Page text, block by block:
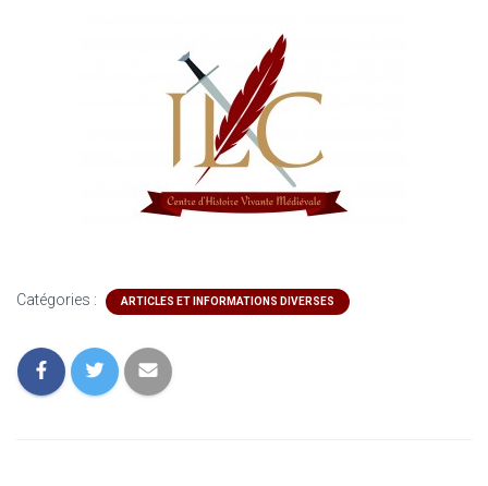
Catégories : ARTICLES ET INFORMATIONS DIVERSES